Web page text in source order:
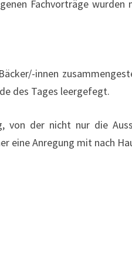
Fachvorträge
innen
des Tages leergefegt.
von der nicht nur die
eine Anregung mit nach